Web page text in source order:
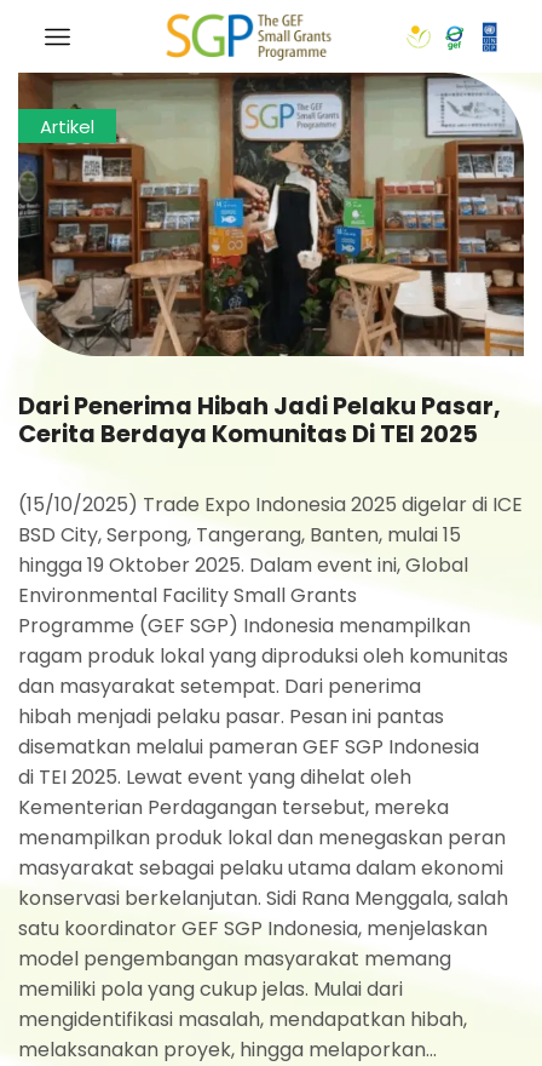
Artikel
Dari Penerima Hibah Jadi Pelaku Pasar,
Cerita Berdaya Komunitas Di TEI 2025
(15/10/2025) Trade Expo Indonesia 2025 digelar di ICE
BSD City, Serpong, Tangerang, Banten, mulai 15
hingga 19 Oktober 2025. Dalam event ini, Global
Environmental Facility Small Grants
Programme (GEF SGP) Indonesia menampilkan
ragam produk lokal yang diproduksi oleh komunitas
dan masyarakat setempat. Dari penerima
hibah menjadi pelaku pasar. Pesan ini pantas
disematkan melalui pameran GEF SGP Indonesia
di TEI 2025. Lewat event yang dihelat oleh
Kementerian Perdagangan tersebut, mereka
menampilkan produk lokal dan menegaskan peran
masyarakat sebagai pelaku utama dalam ekonomi
konservasi berkelanjutan. Sidi Rana Menggala, salah
satu koordinator GEF SGP Indonesia, menjelaskan
model pengembangan masyarakat memang
memiliki pola yang cukup jelas. Mulai dari
mengidentifikasi masalah, mendapatkan hibah,
melaksanakan proyek, hingga melaporkan...